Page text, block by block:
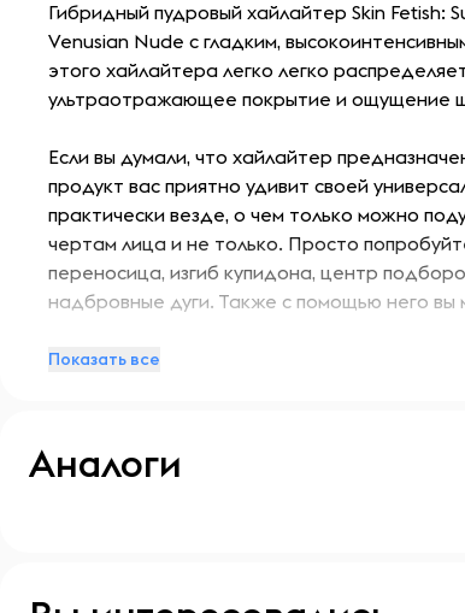
Гибридный пудровый хайлайтер Skin Fetish:
Venusian Nude с гладким,
этого хайлайтера легко легко
ультраотражающее покрытие и ощущение
Если вы думали, что хайлайтер
продукт вас приятно удивит своей
практически везде, о чем только можно
чертам лица и не только. Просто
переносица, изгиб купидона, центр
надбровные дуги. Также с помощью него вы
Venusian Nude - это нюдовый оттенок
Вес продукта: 8.5 гр.
Показать все
Аналоги